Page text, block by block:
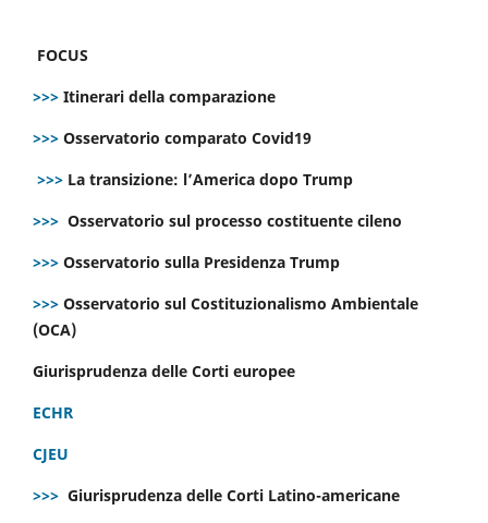
FOCUS
>>> Itinerari della comparazione
>>> Osservatorio comparato Covid19
>>> La transizione: l’America dopo Trump
>>> Osservatorio sul processo costituente cileno
>>> Osservatorio sulla Presidenza Trump
>>> Osservatorio sul Costituzionalismo Ambientale
(OCA)
Giurisprudenza delle Corti europee
ECHR
CJEU
>>> Giurisprudenza delle Corti Latino-americane